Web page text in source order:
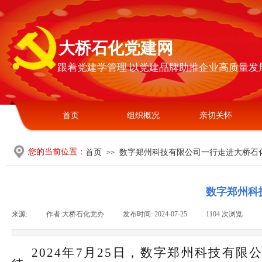
首页 组织概况 亲切关怀
大桥石化党建网
跟着党建学管理 以党建品牌助推企业高质量发
首页 >> 数字郑州科技有限公司一行走进大桥石
您的当前位置：
数字郑州科
来源: 作者:大桥石化党办 发布时间: 2024-07-25 1104 次浏览
2024年 7 月 25 日，数字郑州科技有限